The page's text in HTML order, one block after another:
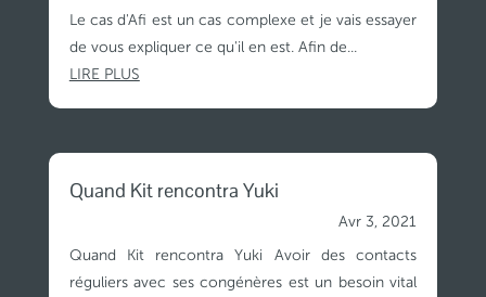
Le cas d'Afi est un cas complexe et je vais essayer
de vous expliquer ce qu'il en est. Afin de...
LIRE PLUS
Quand Kit rencontra Yuki
Avr 3, 2021
Quand Kit rencontra Yuki Avoir des contacts
réguliers avec ses congénères est un besoin vital